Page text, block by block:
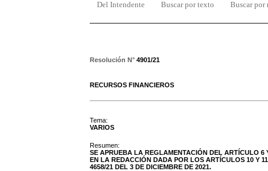
Del Intendente Buscar por texto Buscar por
Resolución N° 4901/21
RECURSOS FINANCIEROS
Tema:
VARIOS
Resumen:
SE APRUEBA LA REGLAMENTACIÓN DEL ARTÍCULO 6
EN LA REDACCIÓN DADA POR LOS ARTÍCULOS 10 Y
4658/21 DEL 3 DE DICIEMBRE DE 2021.